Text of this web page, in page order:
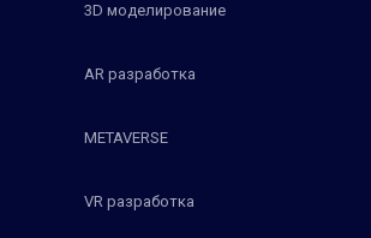
3D моделирование
AR разработка
METAVERSE
VR разработка